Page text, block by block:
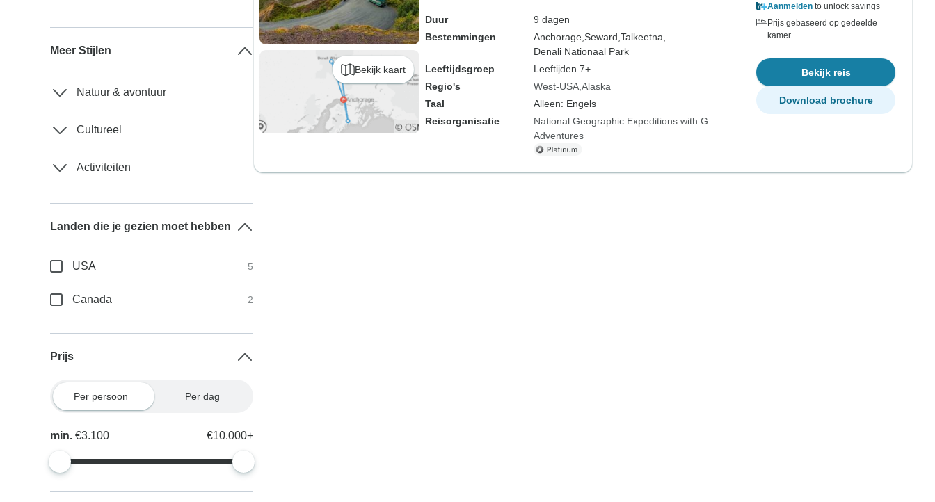
Bekijk kaart
Duur
9 dagen
Bestemmingen
Anchorage, Seward, Talkeetna,
Denali Nationaal Park
Leeftijdsgroep
Leeftijden 7+
Regio's
West-USA Alaska
Taal
Alleen: Engels
Reisorganisatie
National Geographic Expeditions with G
Adventures
Aanmelden to unlock savings
Prijs gebaseerd op gedeelde
kamer
Bekijk reis
Download brochure
Meer Stijlen
Natuur & avontuur
Cultureel
Activiteiten
Landen die je gezien moet hebben
USA 5
Canada 2
Prijs
Per persoon Per dag
min.€3.100 €10.000+